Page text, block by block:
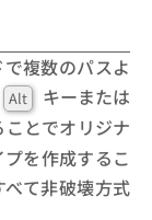
複数のパスよ
Alt キーまたは
とでオリジナ
を作成するこ
て非破壊方式